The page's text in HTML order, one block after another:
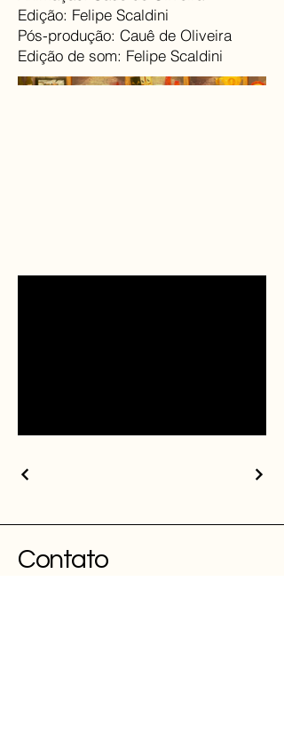
Edição: Felipe Scaldini
Pós-produção: Cauê de Oliveira
Edição de som: Felipe Scaldini
Contato